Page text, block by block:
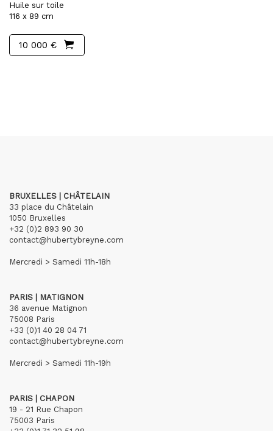
Huile sur toile
116 x 89 cm
10 000 €
BRUXELLES | CHÂTELAIN
33 place du Châtelain
1050 Bruxelles
+32 (0)2 893 90 30
contact@hubertybreyne.com
Mercredi > Samedi 11h-18h
PARIS | MATIGNON
36 avenue Matignon
75008 Paris
+33 (0)1 40 28 04 71
contact@hubertybreyne.com
Mercredi > Samedi 11h-19h
PARIS | CHAPON
19 - 21 Rue Chapon
75003 Paris